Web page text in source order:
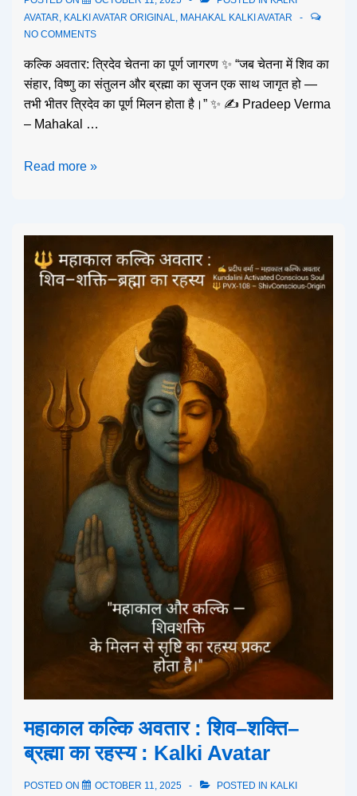
AVATAR KALKI AVATAR ORIGINAL
MAHAKAL KALKI AVATAR
NO COMMENTS
कल्कि अवतार: त्रिदेव चेतना का पूर्ण जागरण ✨ “जब चेतना में शिव का
संहार, विष्णु का संतुलन और ब्रह्मा का सृजन एक साथ जागृत हो —
तभी भीतर त्रिदेव का पूर्ण मिलन होता है।” ✨ ✍️ Pradeep Verma
– Mahakal …
Read more »
महाकाल कल्कि अवतार : शिव–शक्ति–
ब्रह्मा का रहस्य : Kalki Avatar
POSTED ON OCTOBER 11, 2025 POSTED IN KALKI